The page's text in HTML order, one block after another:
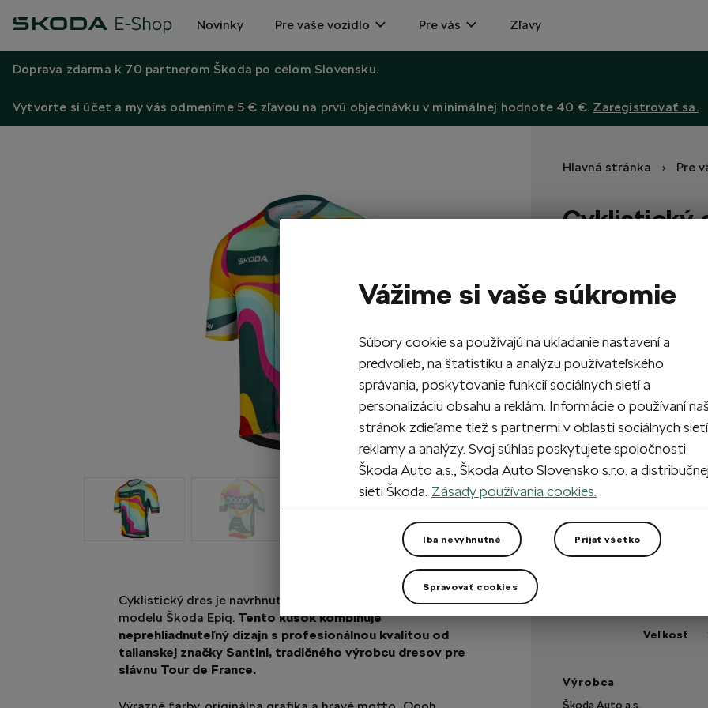
Novinky Pre vaše vozidlo Pre vás Zľavy
Doprava zdarma k 70 partnerom Škoda po celom Slovensku.
Vytvorte si účet a my vás odmeníme 5 € zľavou na prvú objednávku v minimálnej hodnote 40 €. Zaregistrovať sa.
Hlavná stránka Pre
Cyklistický
Cyklistický dres je navrhnutý špeciálne k uvedeniu nového
modelu Škoda Epiq. Tento kúsok kombinuje
neprehliadnuteľný dizajn s profesionálnou kvalitou od
talianskej značky Santini, tradičného výrobcu dresov pre
slávnu Tour de France.
Vypredané
Máte otázku?
Technické špecifikácie
Veľkosť
Výrobca
Škoda Auto a.s.
Vážime si vaše súkromie
Súbory cookie sa používajú na ukladanie nastavení a
predvolieb, na štatistiku a analýzu používateľského
správania, poskytovanie funkcií sociálnych sietí a
personalizáciu obsahu a reklám. Informácie o používaní
stránok zdieľame tiež s partnermi v oblasti sociálnych
reklamy a analýzy. Svoj súhlas poskytujete spoločnosti
Škoda Auto a.s., Škoda Auto Slovensko s.r.o. a distribučnej
sieti Škoda. Zásady používania cookies.
Iba nevyhnutné Prijať všetko
Spravovať cookies